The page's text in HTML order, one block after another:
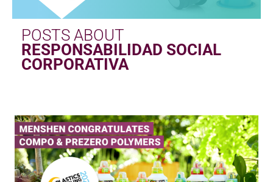
POSTS ABOUT
RESPONSABILIDAD SOCIAL
CORPORATIVA